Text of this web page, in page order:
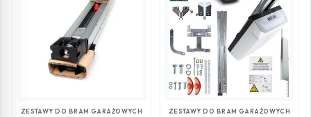
ZESTAWY DO BRAM GARAŻOWYCH ZESTAWY DO BRAM GARAŻOWYCH